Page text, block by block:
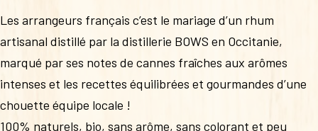
Les arrangeurs français c’est le mariage d’un rhum
artisanal distillé par la distillerie BOWS en Occitanie,
marqué par ses notes de cannes fraîches aux arômes
intenses et les recettes équilibrées et gourmandes d’une
chouette équipe locale !
100% naturels, bio, sans arôme, sans colorant et peu